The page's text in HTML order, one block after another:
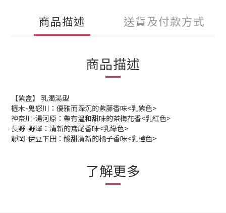
商品描述 送貨及付款方式
商品描述
【紫盒】 乳濁湯型
櫪木-鬼怒川：優雅而深沉的紫藤香味<乳紫色>
神奈川-湯河原：帶有溫和甜味的茶梅花香<乳紅色>
長野-野澤：清新的鳶尾香味<乳綠色>
靜岡-伊豆下田：酸甜清新的橘子香味<乳橙色>
了解更多